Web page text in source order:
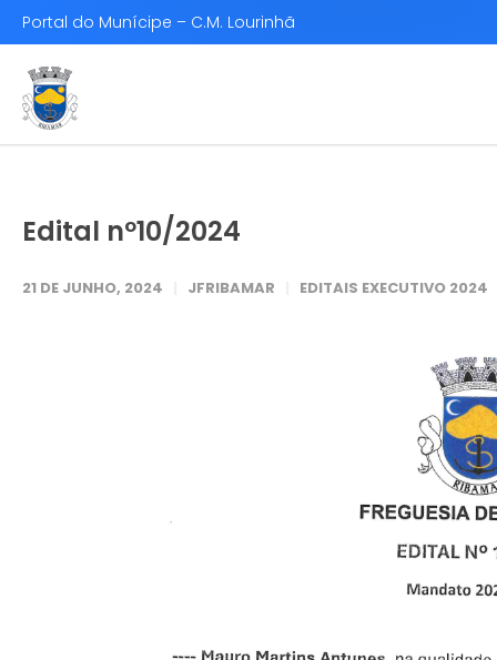
Portal do Munícipe – C.M. Lourinhã
Edital nº10/2024
21 DE JUNHO, 2024 JFRIBAMAR EDITAIS EXECUTIVO 2024